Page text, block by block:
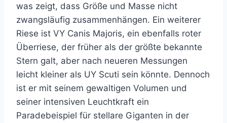
was zeigt, dass Größe und Masse nicht
zwangsläufig zusammenhängen. Ein weiterer
Riese ist VY Canis Majoris, ein ebenfalls roter
Überriese, der früher als der größte bekannte
Stern galt, aber nach neueren Messungen
leicht kleiner als UY Scuti sein könnte. Dennoch
ist er mit seinem gewaltigen Volumen und
seiner intensiven Leuchtkraft ein
Paradebeispiel für stellare Giganten in der